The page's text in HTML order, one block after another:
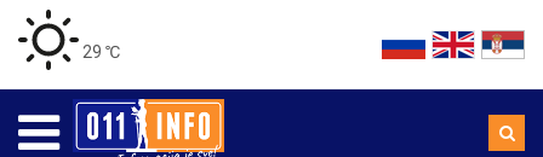
29 ℃